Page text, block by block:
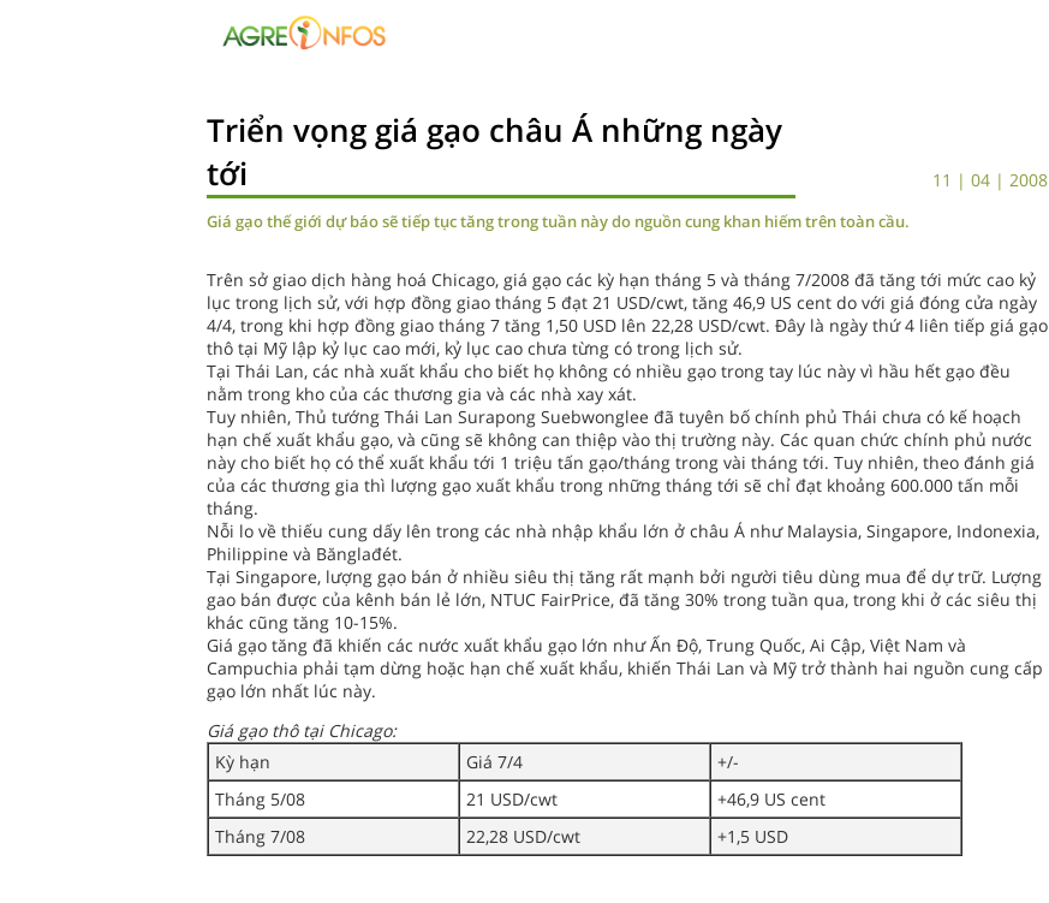
Triển vọng giá gạo châu Á những ngày
tới
11 | 04 | 2008
Giá gạo thế giới dự báo sẽ tiếp tục tăng trong tuần này do nguồn cung khan hiếm trên toàn cầu.
Trên sở giao dịch hàng hoá Chicago, giá gạo các kỳ hạn tháng 5 và tháng 7/2008 đã tăng tới mức cao kỷ
lục trong lịch sử, với hợp đồng giao tháng 5 đạt 21 USD/cwt, tăng 46,9 US cent do với giá đóng cửa ngày
4/4, trong khi hợp đồng giao tháng 7 tăng 1,50 USD lên 22,28 USD/cwt. Đây là ngày thứ 4 liên tiếp giá gạo
thô tại Mỹ lập kỷ lục cao mới, kỷ lục cao chưa từng có trong lịch sử.
Tại Thái Lan, các nhà xuất khẩu cho biết họ không có nhiều gạo trong tay lúc này vì hầu hết gạo đều
nằm trong kho của các thương gia và các nhà xay xát.
Tuy nhiên, Thủ tướng Thái Lan Surapong Suebwonglee đã tuyên bố chính phủ Thái chưa có kế hoạch
hạn chế xuất khẩu gạo, và cũng sẽ không can thiệp vào thị trường này. Các quan chức chính phủ nước
này cho biết họ có thể xuất khẩu tới 1 triệu tấn gạo/tháng trong vài tháng tới. Tuy nhiên, theo đánh giá
của các thương gia thì lượng gạo xuất khẩu trong những tháng tới sẽ chỉ đạt khoảng 600.000 tấn mỗi
tháng.
Nỗi lo về thiếu cung dấy lên trong các nhà nhập khẩu lớn ở châu Á như Malaysia, Singapore, Indonexia,
Philippine và Bănglađét.
Tại Singapore, lượng gạo bán ở nhiều siêu thị tăng rất mạnh bởi người tiêu dùng mua để dự trữ. Lượng
gao bán được của kênh bán lẻ lớn, NTUC FairPrice, đã tăng 30% trong tuần qua, trong khi ở các siêu thị
khác cũng tăng 10-15%.
Giá gạo tăng đã khiến các nước xuất khẩu gạo lớn như Ấn Độ, Trung Quốc, Ai Cập, Việt Nam và
Campuchia phải tạm dừng hoặc hạn chế xuất khẩu, khiến Thái Lan và Mỹ trở thành hai nguồn cung cấp
gạo lớn nhất lúc này.
Giá gạo thô tại Chicago:
Kỳ hạn
Giá 7/4
+/-
Tháng 5/08
21 USD/cwt
+46,9 US cent
Tháng 7/08
22,28 USD/cwt +1,5 USD